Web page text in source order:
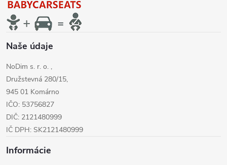
e
Naše údaje
NoDim s. r. o. ,
Družstevná 280/15,
945 01 Komárno
IČO: 53756827
DIČ: 2121480999
IČ DPH: SK2121480999
Informácie